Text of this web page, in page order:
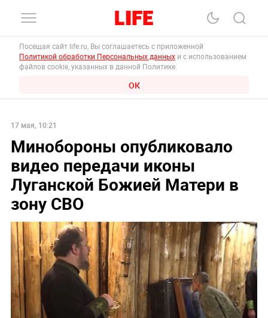
Посещая сайт life.ru, Вы соглашаетесь с приложенной
Политикой обработки Персональных данных и с использованием
файлов cookie, указанных в данной Политике.
ОК
17 мая, 10:21
Минобороны опубликовало
видео передачи иконы
Луганской Божией Матери в
зону СВО